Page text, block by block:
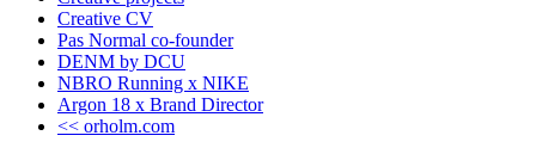
Creative CV
Pas Normal co-founder
DENM by DCU
NBRO Running x NIKE
Argon 18 x Brand Director
<< orholm.com